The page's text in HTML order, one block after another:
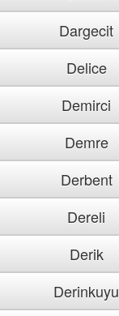
Dargecit
Delice
Demirci
Demre
Derbent
Dereli
Derik
Derinkuyu